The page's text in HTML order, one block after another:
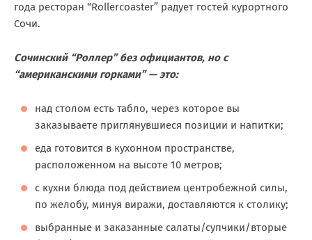
года ресторан “Rollercoaster” радует гостей курортного
Сочи.
Сочинский “Роллер” без официантов, но с
“американскими горками” — это:
над столом есть табло, через которое вы
заказываете приглянувшиеся позиции и напитки;
еда готовится в кухонном пространстве,
расположенном на высоте 10 метров;
с кухни блюда под действием центробежной силы,
по желобу, минуя виражи, доставляются к столику;
выбранные и заказанные салаты/супчики/вторые